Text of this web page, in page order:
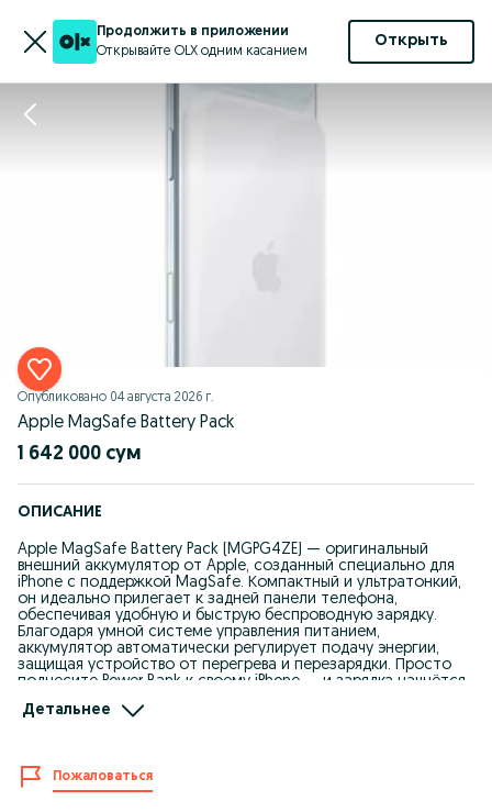
Продолжить в приложении
Открывайте OLX одним касанием
Открыть
Опубликовано 04 августа 2026 г.
Apple MagSafe Battery Pack
1 642 000 сум
ОПИСАНИЕ
Apple MagSafe Battery Pack (MGPG4ZE) — оригинальный
внешний аккумулятор от Apple, созданный специально для
iPhone с поддержкой MagSafe. Компактный и ультратонкий,
он идеально прилегает к задней панели телефона,
обеспечивая удобную и быструю беспроводную зарядку.
Благодаря умной системе управления питанием,
аккумулятор автоматически регулирует подачу энергии,
защищая устройство от перегрева и перезарядки. Просто
поднесите Power Bank к своему iPhone — и зарядка начнётся
Apple Slim Battery Pack идеально подходит для iPhone 12, 13, 14
Основные преимущества:
Беспроводная зарядка через MagSafe
Компактный и лёгкий дизайн
Детальнее
Пожаловаться